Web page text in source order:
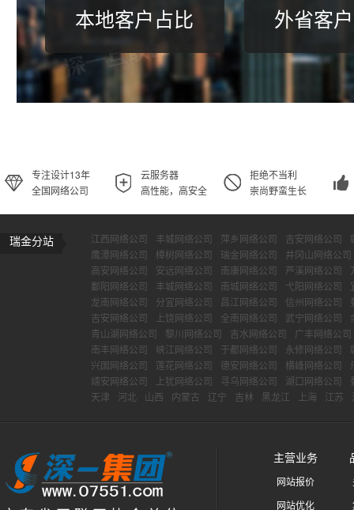
本地客户占比 外省客
专注设计13年
全国网络公司
云服务器
高性能，高安全
拒绝不当利
崇尚野蛮生长
瑞金分站 江西网络公司 丰城网络公司 萍乡网络公司 吉安网络公司
鹰潭网络公司
樟树网络公司 瑞金网络公司
井冈山网络公司
高安网络公司
安远网络公司 南康网络公司 芦溪网络公司
鄱阳网络公司
丰城网络公司 南城网络公司 弋阳网络公司
龙南网络公司
分宜网络公司 昌江网络公司 信州网络公司
吉安网络公司
上饶网络公司 全南网络公司 武宁网络公司
青山湖网络公司
黎川网络公司 吉水网络公司
广丰网络公司
南丰网络公司
峡江网络公司 于都网络公司 永修网络公司
兴国网络公司
莲花网络公司 德安网络公司 横峰网络公司
靖安网络公司
上犹网络公司 寻乌网络公司 湖口网络公司
天津
河北 山西 内蒙古 辽宁 吉林 黑龙江 上海 江苏
主营业务
网站报价
网站优化